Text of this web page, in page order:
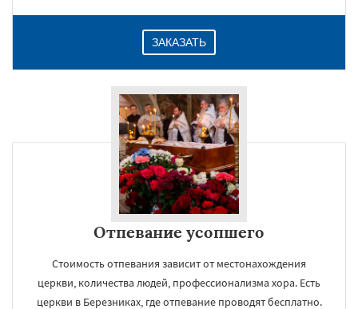
ЗАКАЗАТЬ
Отпевание усопшего
Стоимость отпевания зависит от местонахождения
церкви, количества людей, профессионализма хора. Есть
церкви в Березниках, где отпевание проводят бесплатно.